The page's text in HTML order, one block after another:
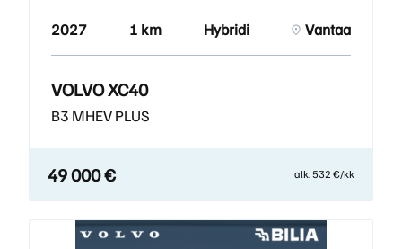
2027 1 km Hybridi Vantaa
VOLVO XC40
B3 MHEV PLUS
49 000 € alk. 532 €/kk